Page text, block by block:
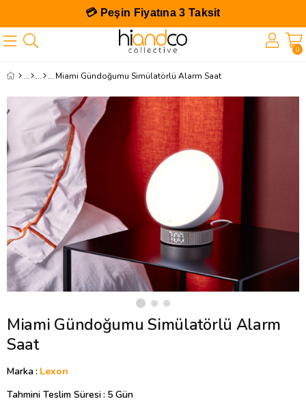
💳 Peşin Fiyatına 3 Taksit
0
Miami Gündoğumu Simülatörlü Alarm Saat
Miami Gündoğumu Simülatörlü Alarm
Saat
Marka: Lexon
Tahmini Teslim Süresi: 5 Gün